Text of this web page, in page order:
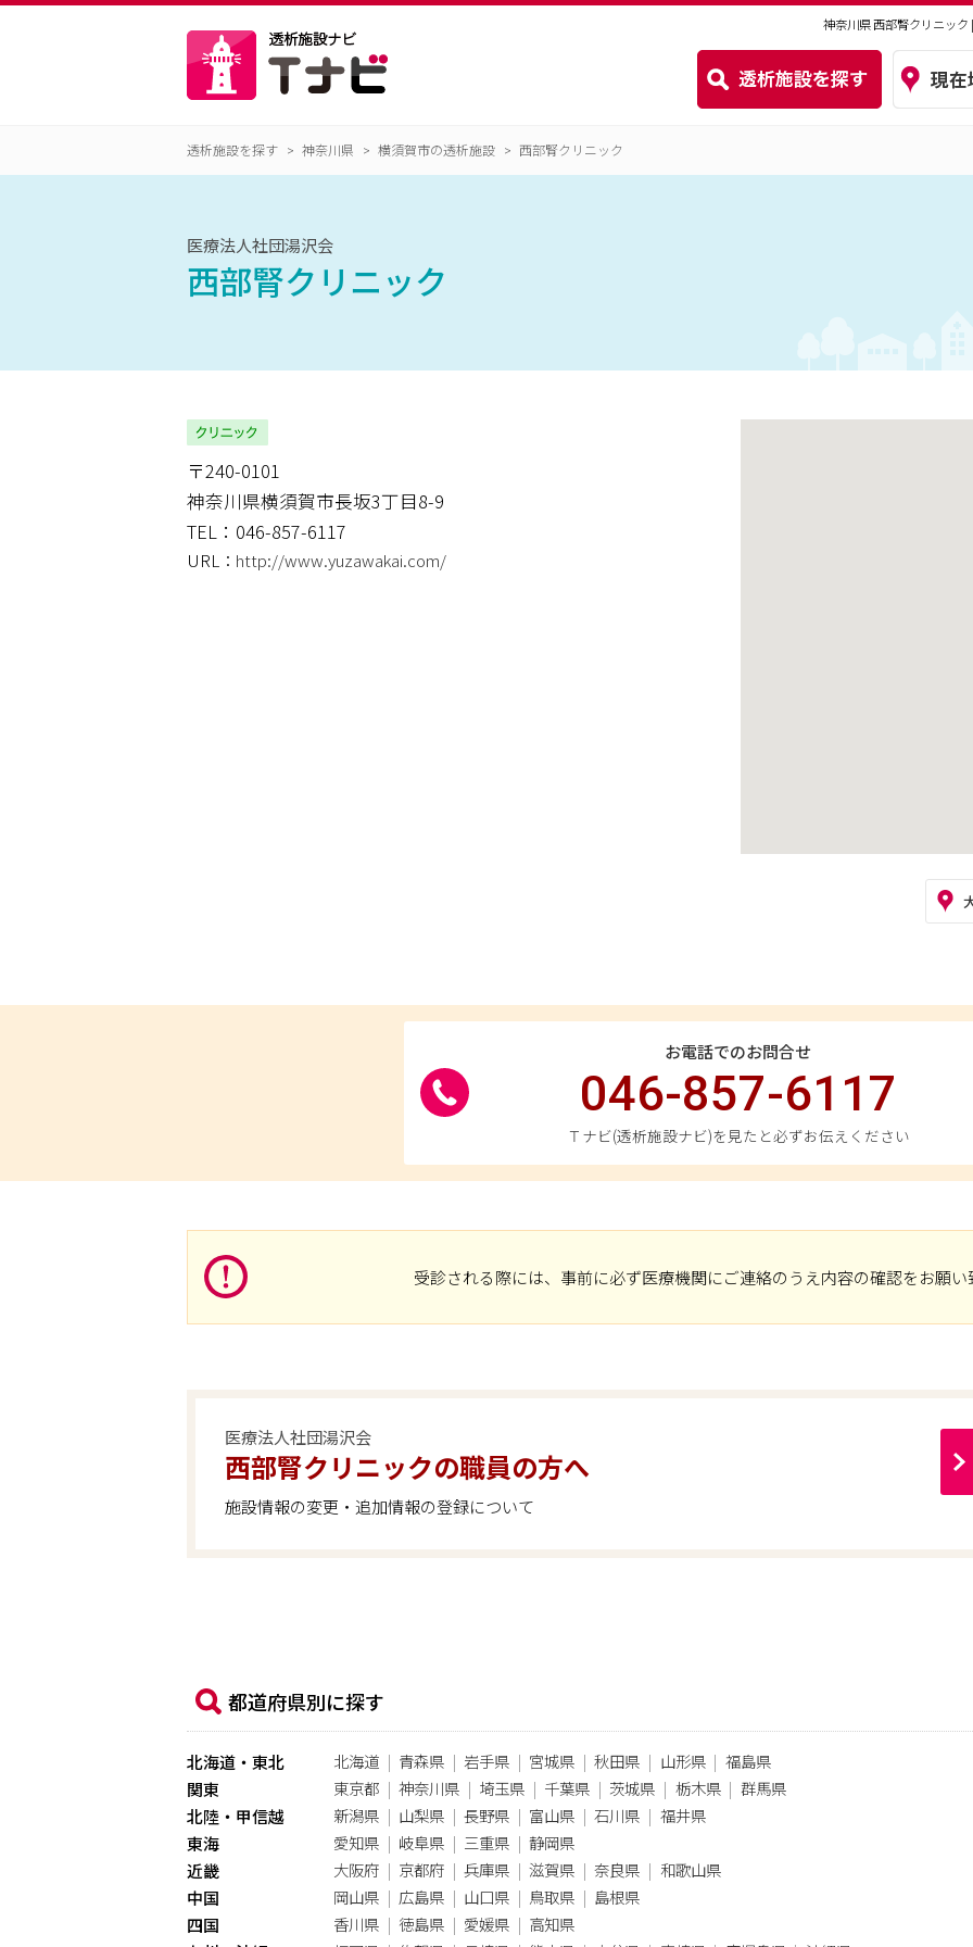
神奈川県 西部腎クリニッ
透析施設を探す 神奈川県 横須賀市の透析施設 西部腎クリニック
医療法人社団湯沢会
西部腎クリニック
〒240-0101
神奈川県横須賀市長坂3丁目8-9
TEL：046-857-6117
URL： http://www.yuzawakai.com/
お電話でのお問合せ
046-857-6117
Ｔナビ(透析施設ナビ)を見たと必ずお伝えください
受診される際には、事前に必ず医療機関にご連絡のうえ内容の確認をお願い
医療法人社団湯沢会
西部腎クリニックの職員の方へ
施設情報の変更・追加情報の登録について
都道府県別に探す
北海道・東北 北海道 青森県 岩手県 宮城県 秋田県 山形県
福島県
関東
東京都 神奈川県 埼玉県 千葉県 茨城県 栃木県
群馬県
北陸・甲信越
新潟県 山梨県 長野県 富山県 石川県
福井県
東海
愛知県 岐阜県 三重県
静岡県
近畿
大阪府 京都府 兵庫県 滋賀県 奈良県
和歌山県
中国
岡山県 広島県 山口県 鳥取県
島根県
四国
香川県 徳島県 愛媛県
高知県